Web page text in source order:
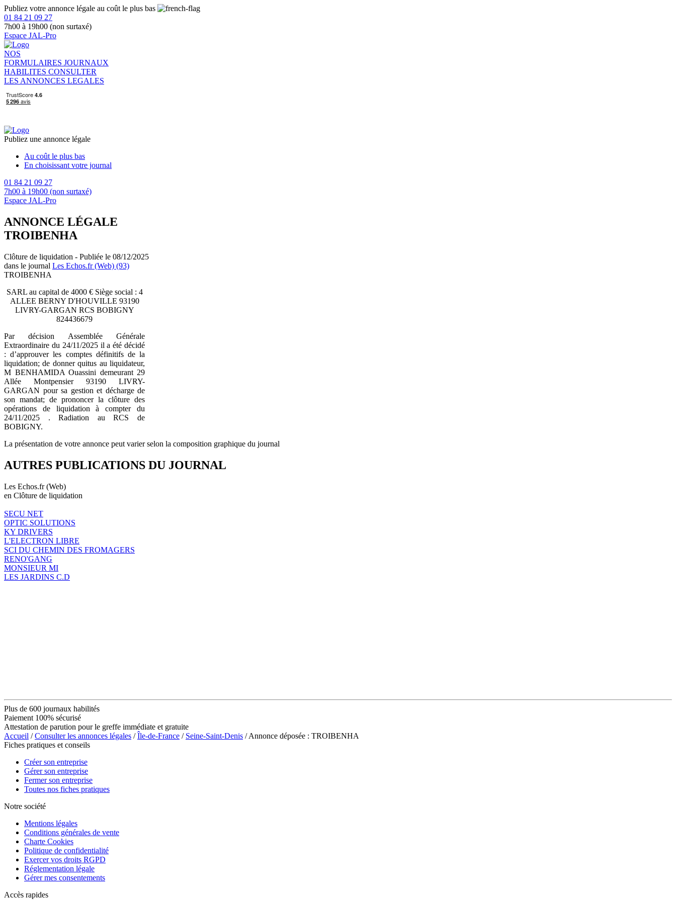
Publiez votre annonce légale au coût le plus bas
01 84 21 09 27
7h00 à 19h00 (non surtaxé)
Espace JAL-Pro
NOS
FORMULAIRES JOURNAUX
HABILITES CONSULTER
LES ANNONCES LEGALES
Publiez une annonce légale
Au coût le plus bas
En choisissant votre journal
01 84 21 09 27
7h00 à 19h00 (non surtaxé)
Espace JAL-Pro
ANNONCE LÉGALE
TROIBENHA
Clôture de liquidation - Publiée le 08/12/2025
dans le journal Les Echos.fr (Web) (93)
TROIBENHA
SARL au capital de 4000 € Siège social : 4
ALLEE BERNY D'HOUVILLE 93190
LIVRY-GARGAN RCS BOBIGNY
824436679
Par décision Assemblée Générale
Extraordinaire du 24/11/2025 il a été décidé
: d’approuver les comptes définitifs de la
liquidation; de donner quitus au liquidateur,
M BENHAMIDA Ouassini demeurant 29
Allée Montpensier 93190 LIVRY-
GARGAN pour sa gestion et décharge de
son mandat; de prononcer la clôture des
opérations de liquidation à compter du
24/11/2025 . Radiation au RCS de
BOBIGNY.
La présentation de votre annonce peut varier selon la composition graphique du journal
AUTRES PUBLICATIONS DU JOURNAL
Les Echos.fr (Web)
en Clôture de liquidation
SECU NET
OPTIC SOLUTIONS
KY DRIVERS
L'ELECTRON LIBRE
SCI DU CHEMIN DES FROMAGERS
RENO'GANG
MONSIEUR MI
LES JARDINS C.D
Plus de 600 journaux habilités
Paiement 100% sécurisé
Attestation de parution pour le greffe immédiate et gratuite
Accueil /Consulter les annonces légales /Île-de-France / Seine-Saint-Denis / Annonce déposée : TROIBENHA
Fiches pratiques et conseils
Créer son entreprise
Gérer son entreprise
Fermer son entreprise
Toutes nos fiches pratiques
Notre société
Mentions légales
Conditions générales de vente
Charte Cookies
Politique de confidentialité
Exercer vos droits RGPD
Réglementation légale
Gérer mes consentements
Accès rapides